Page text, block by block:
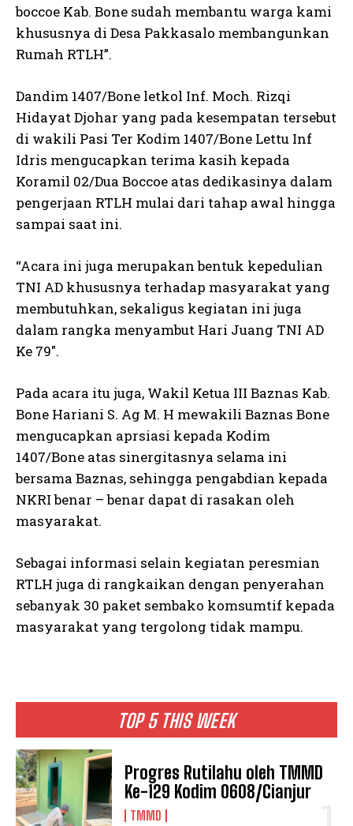
TOP 5 THIS WEEK
Progres Rutilahu oleh TMMD
Ke-129 Kodim 0608/Cianjur
TMMD
boccoe Kab. Bone sudah membantu warga kami
khususnya di Desa Pakkasalo membangunkan
Rumah RTLH”.
Dandim 1407/Bone letkol Inf. Moch. Rizqi
Hidayat Djohar yang pada kesempatan tersebut
di wakili Pasi Ter Kodim 1407/Bone Lettu Inf
Idris mengucapkan terima kasih kepada
Koramil 02/Dua Boccoe atas dedikasinya dalam
pengerjaan RTLH mulai dari tahap awal hingga
sampai saat ini.
“Acara ini juga merupakan bentuk kepedulian
TNI AD khususnya terhadap masyarakat yang
membutuhkan, sekaligus kegiatan ini juga
dalam rangka menyambut Hari Juang TNI AD
Ke 79″.
Pada acara itu juga, Wakil Ketua III Baznas Kab.
Bone Hariani S. Ag M. H mewakili Baznas Bone
mengucapkan aprsiasi kepada Kodim
1407/Bone atas sinergitasnya selama ini
bersama Baznas, sehingga pengabdian kepada
NKRI benar – benar dapat di rasakan oleh
masyarakat.
Sebagai informasi selain kegiatan peresmian
RTLH juga di rangkaikan dengan penyerahan
sebanyak 30 paket sembako komsumtif kepada
masyarakat yang tergolong tidak mampu.